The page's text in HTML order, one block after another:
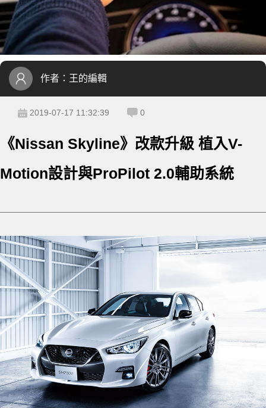
作者： 王的編輯
2019-07-17 11:32:39 0
《Nissan Skyline》改款升級 植入V-
Motion設計與ProPilot 2.0輔助系統